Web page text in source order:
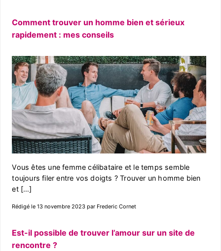
Comment trouver un homme bien et sérieux
rapidement : mes conseils
Vous êtes une femme célibataire et le temps semble
toujours filer entre vos doigts ? Trouver un homme bien
et […]
Rédigé le 13 novembre 2023 par Frederic Cornet
Est-il possible de trouver l’amour sur un site de
rencontre ?